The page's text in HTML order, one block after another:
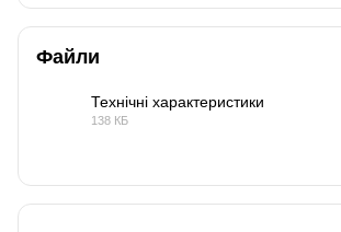
Файли
Технічні характеристики
138 КБ